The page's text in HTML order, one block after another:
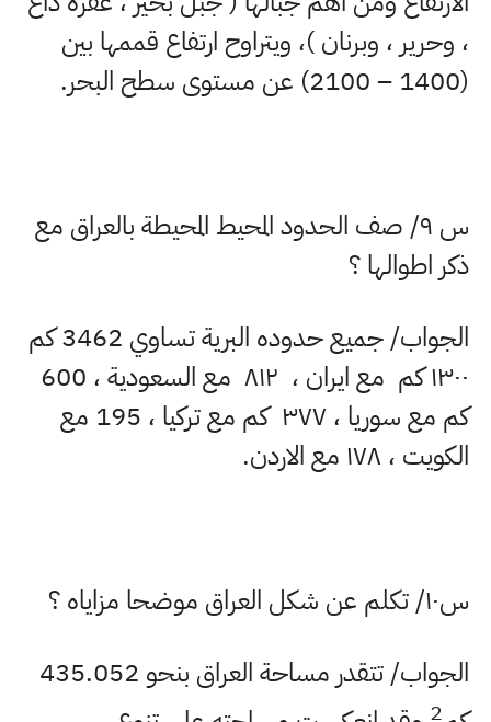
، وحرير ، وبرنان )، ويتراوح ارتفاع قممها بين
(
1400 – 2100) عن مستوى سطح البحر.
س ۹/ صف الحدود المحيط المحيطة بالعراق مع
ذكر اطوالها ؟
الجواب/ جميع حدوده البرية تساوي 3462كم
۱۳۰۰كم مع ايران ، ۸۱۲
كم مع سوريا ، ۳۷۷
كم مع تركيا ، 195 مع
الكويت ، ۱۷۸ مع الاردن.
س۱۰/ تكلم عن شكل العراق موضحا مزاياه ؟
الجواب/ تتقدر مساحة العراق بنحو 435.052
2